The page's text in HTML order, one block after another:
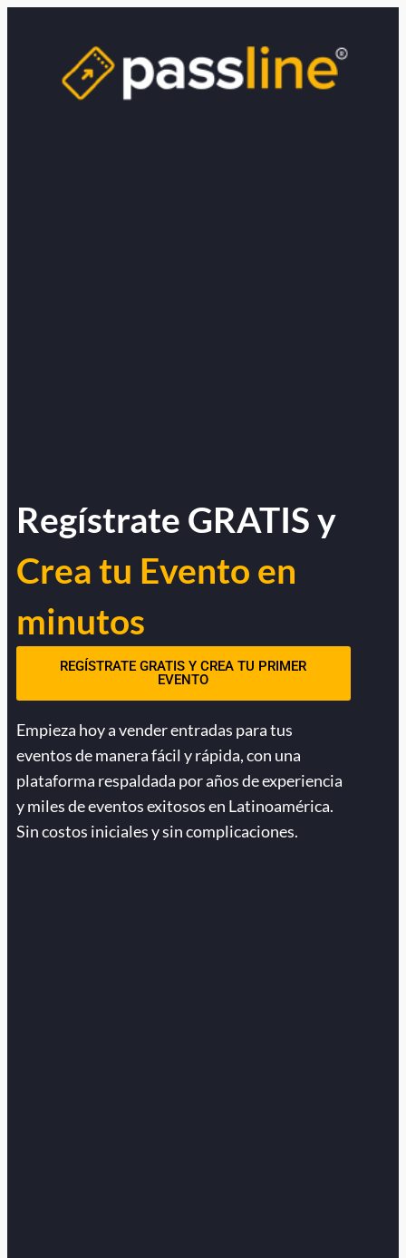
Regístrate GRATIS y
Crea tu Evento en
minutos
REGÍSTRATE GRATIS Y CREA TU PRIMER
EVENTO
Empieza hoy a vender entradas para tus
eventos de manera fácil y rápida, con una
plataforma respaldada por años de experiencia
y miles de eventos exitosos en Latinoamérica.
Sin costos iniciales y sin complicaciones.